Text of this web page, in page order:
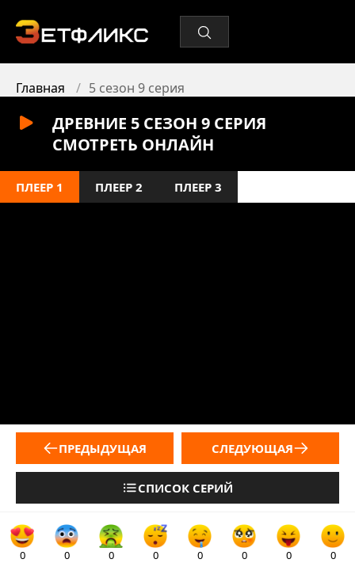
Главная 5 сезон 9 серия
ДРЕВНИЕ 5 СЕЗОН 9 СЕРИЯ
СМОТРЕТЬ ОНЛАЙН
ПЛЕЕР 1 ПЛЕЕР 2 ПЛЕЕР 3
ПРЕДЫДУЩАЯ
СПИСОК СЕРИЙ
СЛЕДУЮЩАЯ
0 0 0 0 0 0 0 0